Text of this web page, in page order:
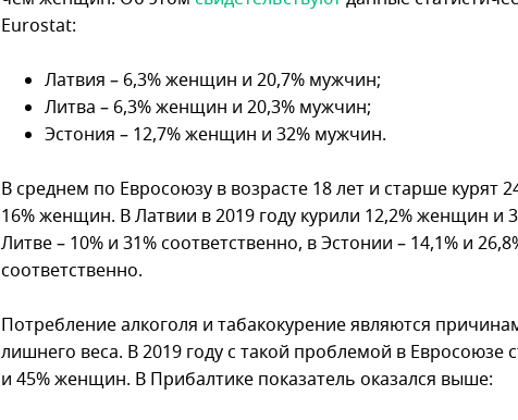
Eurostat:
Латвия – 6,3% женщин и 20,7% мужчин;
Литва – 6,3% женщин и 20,3% мужчин;
Эстония – 12,7% женщин и 32% мужчин.
В среднем по Евросоюзу в возрасте 18 лет и старше курят
16% женщин. В Латвии в 2019 году курили 12,2% женщин и
Литве – 10% и 31% соответственно, в Эстонии – 14,1% и
соответственно.
Потребление алкоголя и табакокурение являются
лишнего веса. В 2019 году с такой проблемой в Евросоюзе
и 45% женщин. В Прибалтике показатель оказался выше: